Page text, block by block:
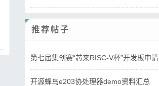
推荐帖子
第七届集创赛“芯来RISC-V杯”开发板申请
开源蜂鸟e203协处理器demo资料汇总